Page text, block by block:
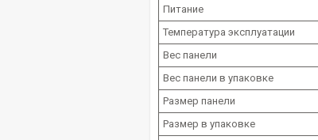
Питание
Температура эксплуатации
Вес панели
Вес панели в упаковке
Размер панели
Размер в упаковке